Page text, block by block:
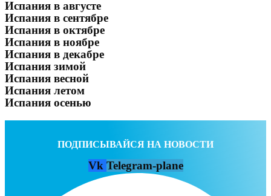
Испания в августе
Испания в сентябре
Испания в октябре
Испания в ноябре
Испания в декабре
Испания зимой
Испания весной
Испания летом
Испания осенью
ПОДПИСЫВАЙСЯ НА НОВОСТИ
Vk Telegram-plane